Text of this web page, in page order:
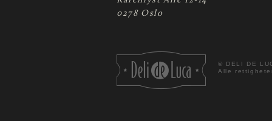
0278 Oslo
© DELI DE
Alle